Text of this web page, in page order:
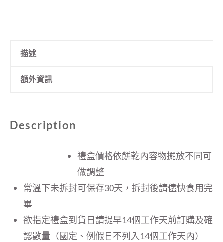
描述
額外資訊
Description
禮盒價格依餅乾內容物擺放不同可
做調整
常溫下未拆封可保存30天，拆封後請儘快食用完
畢
欲指定禮盒到貨日請提早14個工作天前訂購及確
認數量（國定、例假日不列入14個工作天內）